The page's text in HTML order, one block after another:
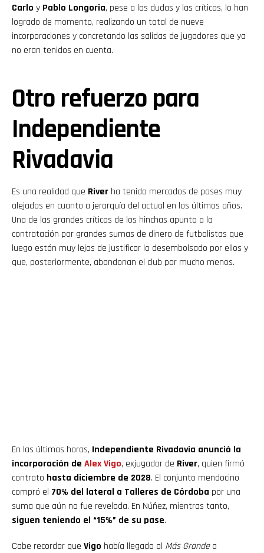
Carlo y Pablo Longoria, pese a las dudas y las críticas, lo han
logrado de momento, realizando un total de nueve
incorporaciones y concretando las salidas de jugadores que ya
no eran tenidos en cuenta.
Otro refuerzo para
Independiente
Rivadavia
Es una realidad que River ha tenido mercados de pases muy
alejados en cuanto a jerarquía del actual en los últimos años.
Una de las grandes críticas de los hinchas apunta a la
contratación por grandes sumas de dinero de futbolistas que
luego están muy lejos de justificar lo desembolsado por ellos y
que, posteriormente, abandonan el club por mucho menos.
En las últimas horas, Independiente Rivadavia anunció la
incorporación de Alex Vigo, exjugador de River, quien firmó
contrato hasta diciembre de 2028. El conjunto mendocino
compró el 70% del lateral a Talleres de Córdoba por una
suma que aún no fue revelada. En Núñez, mientras tanto,
siguen teniendo el “15%” de su pase.
Cabe recordar que Vigo había llegado al Más Grandea